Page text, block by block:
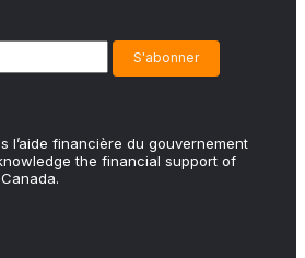
l’aide financière du gouvernement
the financial support of